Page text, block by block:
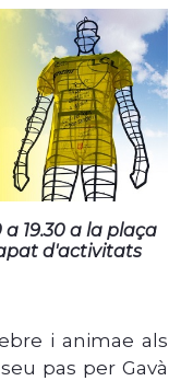
19.30 a la plaça
d'activitats
i animae als
pas per Gavà